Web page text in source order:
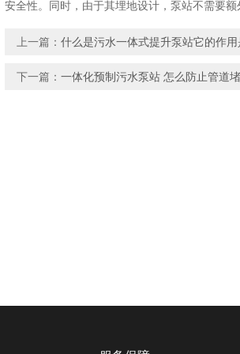
安全性。同时，由于其埋地设计，泵站不需要
上一篇： 什么是污水一体式提升泵站它的作用
下一篇： 一体化预制污水泵站 怎么防止管道